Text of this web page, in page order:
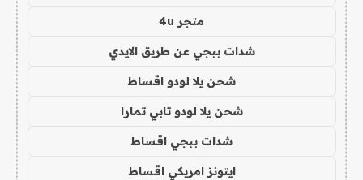
متجر 4u
شدات ببجي عن طريق الايدي
شحن يلا لودو اقساط
شحن يلا لودو تابي تمارا
شدات ببجي اقساط
ايتونز امريكي اقساط